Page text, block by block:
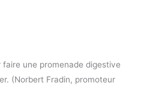
une promenade digestive
(Norbert Fradin, promoteur